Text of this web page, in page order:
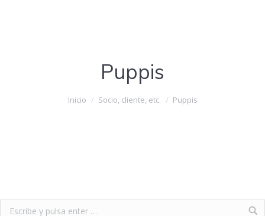
Puppis
Inicio Socio, cliente, etc. Puppis